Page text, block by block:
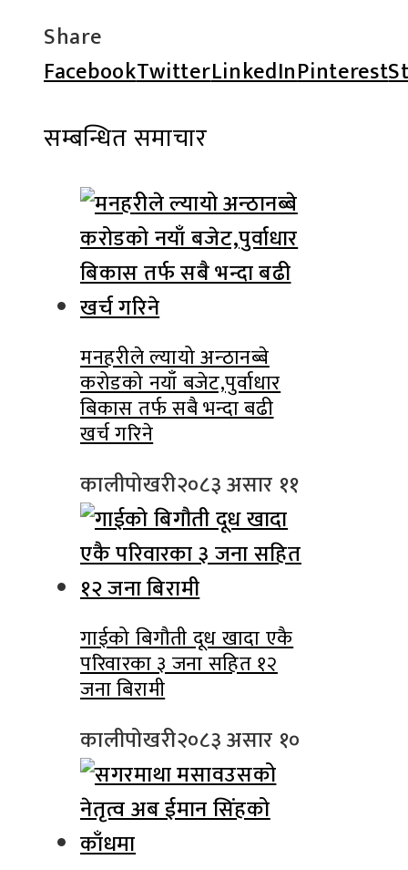
Share
FacebookTwitterLinkedInPinterest
सम्बन्धित समाचार
मनहरीले ल्यायो अन्ठानब्बे
करोडको नयाँ बजेट,पुर्वाधार
बिकास तर्फ सबै भन्दा बढी
खर्च गरिने
कालीपोखरी२०८३ असार ११
गाईको बिगौती दूध खादा एकै
परिवारका ३ जना सहित १२
जना बिरामी
कालीपोखरी२०८३ असार १०